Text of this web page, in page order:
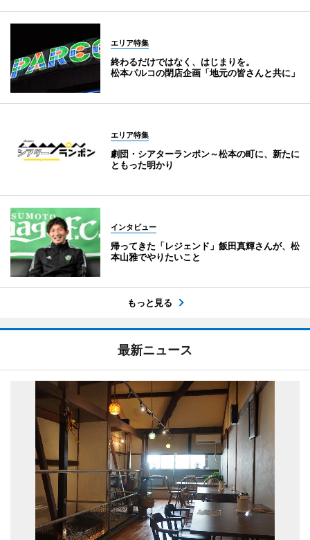
エリア特集
終わるだけではなく、はじまりを。
松本パルコの閉店企画「地元の皆さんと共に」
エリア特集
劇団・シアターランポン～松本の町に、新たに
ともった明かり
インタビュー
帰ってきた「レジェンド」飯田真輝さんが、松
本山雅でやりたいこと
もっと見る
最新ニュース